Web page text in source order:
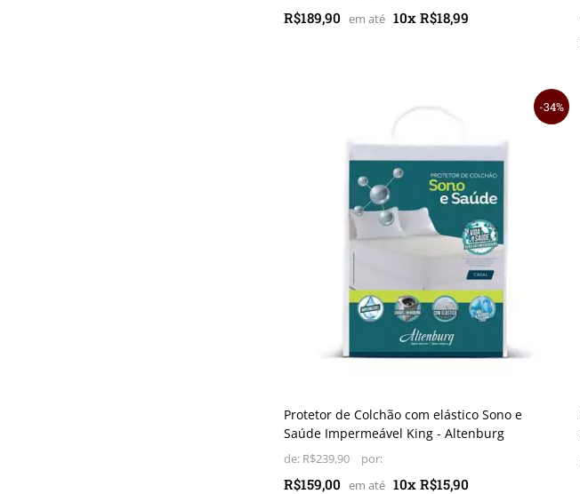
R$189,90 10x R$18,99
Protetor de Colchão com elástico Sono e
Saúde Impermeável King - Altenburg
de: R$239,90
R$159,00 10x R$15,90
34%